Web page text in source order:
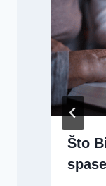
Što